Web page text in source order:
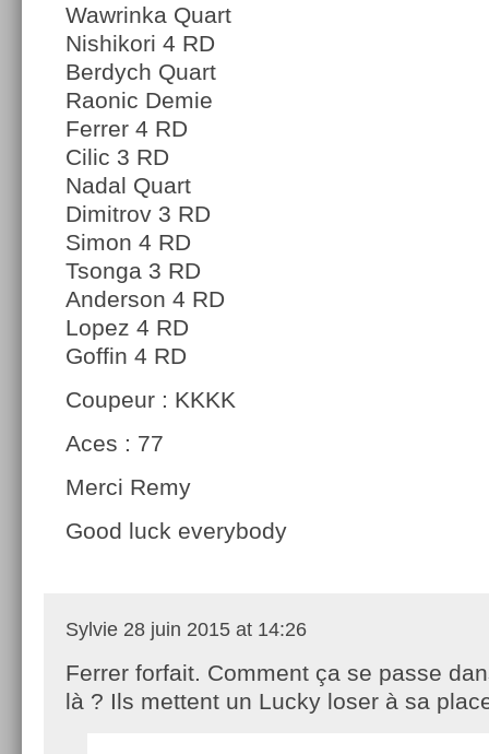
Wawrinka Quart
Nishikori 4 RD
Berdych Quart
Raonic Demie
Ferrer 4 RD
Cilic 3 RD
Nadal Quart
Dimitrov 3 RD
Simon 4 RD
Tsonga 3 RD
Anderson 4 RD
Lopez 4 RD
Goffin 4 RD
Coupeur : KKKK
Aces : 77
Merci Remy
Good luck everybody
Sylvie 28 juin 2015 at 14:26
Ferrer forfait. Comment ça se passe
là ? Ils mettent un Lucky loser à sa